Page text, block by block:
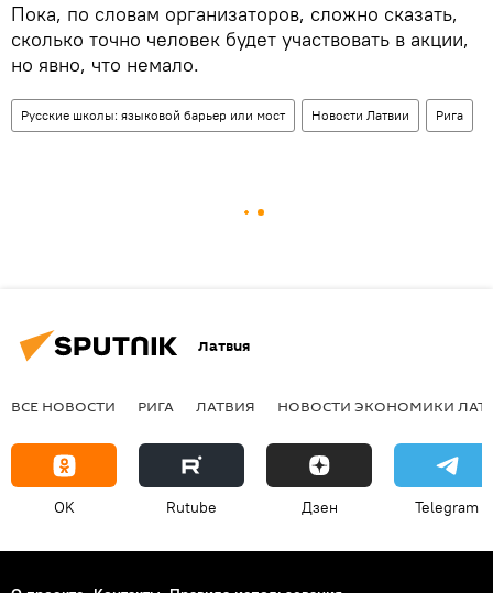
Пока, по словам организаторов, сложно сказать,
сколько точно человек будет участвовать в акции,
но явно, что немало.
Русские школы: языковой барьер или мост Новости Латвии Рига
Латвия
ВСЕ НОВОСТИ РИГА ЛАТВИЯ НОВОСТИ ЭКОНОМИКИ
OK Rutube Дзен Telegram